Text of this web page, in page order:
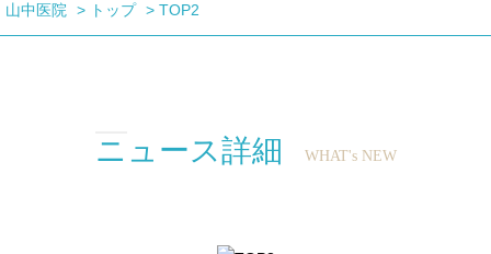
山中医院 > トップ > TOP2
ニュース詳細 WHAT's NEW